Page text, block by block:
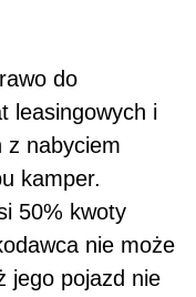
do
leasingowych i
z nabyciem
kamper.
50% kwoty
nie może
jego pojazd nie